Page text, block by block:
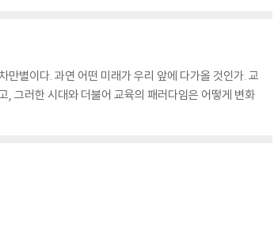
별이다. 과연 어떤 미래가 우리 앞에 다가올 것인가. 교
, 그러한 시대와 더불어 교육의 패러다임은 어떻게 변화